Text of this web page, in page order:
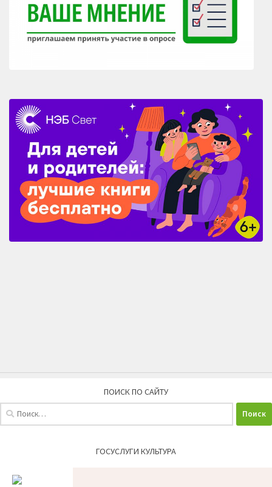
ПОИСК ПО САЙТУ
ГОСУСЛУГИ КУЛЬТУРА